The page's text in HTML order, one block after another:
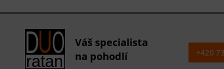
Váš specialista
na pohodlí
+420